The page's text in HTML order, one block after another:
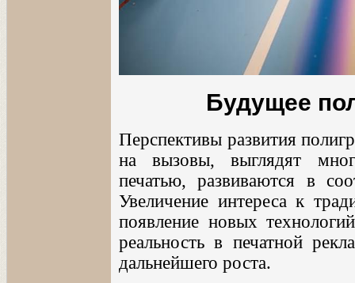
Будущее
Перспективы развития
на вызовы, выглядят
печатью, развиваются в
Увеличение интереса к
появление новых
реальность в печатной
дальнейшего роста.